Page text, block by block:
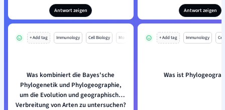
Antwort zeigen Antwort zeigen
+ Add tag Immunology Cell Biology Mo
Was kombiniert die Bayes'sche
Phylogenetik und Phylogeographie,
um die Evolution und geographische
Verbreitung von Arten zu untersuchen?
+ Add tag Immunology
Was ist